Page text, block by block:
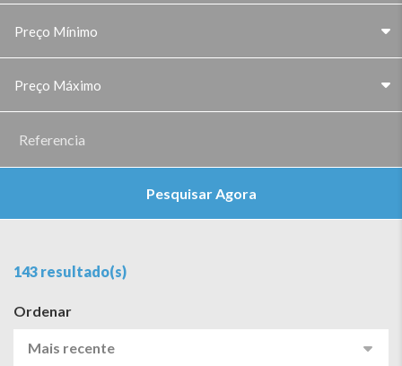
Preço Mínimo
Preço Máximo
Pesquisar Agora
143 resultado(s)
Ordenar
Mais recente